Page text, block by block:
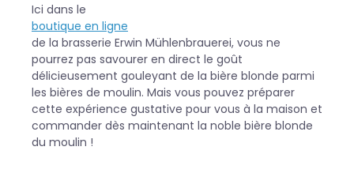
Ici dans le
boutique en ligne
de la brasserie Erwin Mühlenbrauerei, vous ne
pourrez pas savourer en direct le goût
délicieusement gouleyant de la bière blonde parmi
les bières de moulin. Mais vous pouvez préparer
cette expérience gustative pour vous à la maison et
commander dès maintenant la noble bière blonde
du moulin !